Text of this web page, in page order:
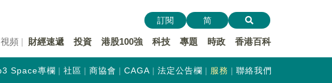
視頻 財經速遞 投資 港股100強 科技 專題 時政 香港百科
訂閱 简
Space專欄 社區 商協會 CAGA 法定公告欄 服務 聯絡我們